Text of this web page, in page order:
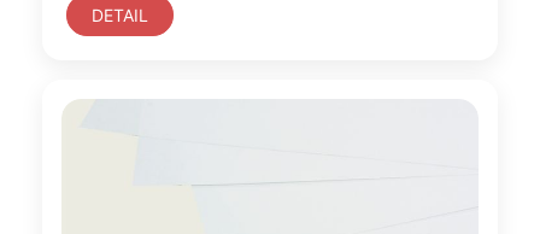
DETAIL